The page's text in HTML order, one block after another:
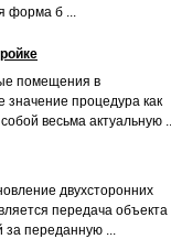
форма б ...
помещения в
процедура как
весьма актуальную
двухсторонних
передача объекта
за переданную ...